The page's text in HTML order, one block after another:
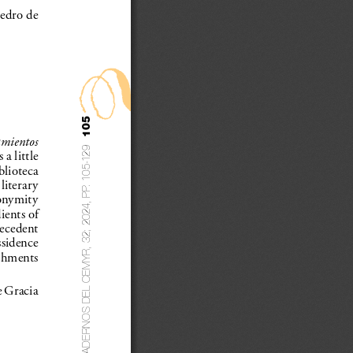
CUADERNOS DEL CEMYR, 32; 2024, PP. 105-129
105
de
a little
literary
of
Gracia